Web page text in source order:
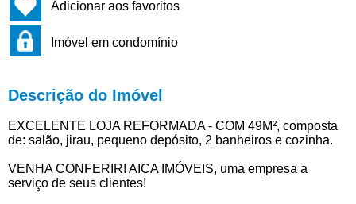
Adicionar aos favoritos
Imóvel em condomínio
Descrição do Imóvel
EXCELENTE LOJA REFORMADA - COM 49M², composta
de: salão, jirau, pequeno depósito, 2 banheiros e cozinha.
VENHA CONFERIR! AICA IMÓVEIS, uma empresa a
serviço de seus clientes!